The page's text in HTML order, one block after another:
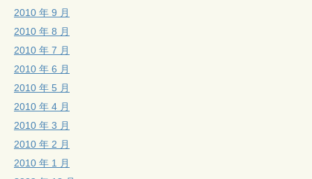
2010 年 9 月
2010 年 8 月
2010 年 7 月
2010 年 6 月
2010 年 5 月
2010 年 4 月
2010 年 3 月
2010 年 2 月
2010 年 1 月